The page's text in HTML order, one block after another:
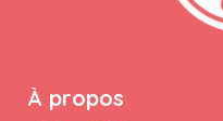
À propos